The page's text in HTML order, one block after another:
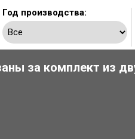
Год производства:
за комплект из